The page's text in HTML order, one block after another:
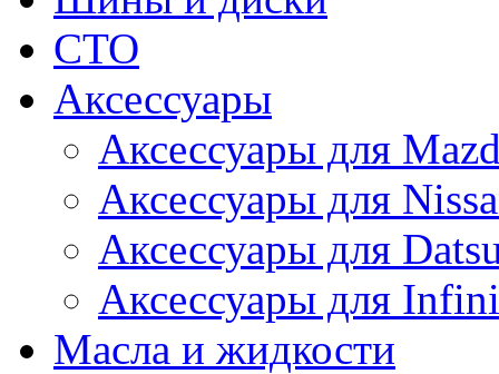
СТО
Аксессуары
Аксессуары для
Аксессуары для
Аксессуары для
Аксессуары для
Масла и жидкости